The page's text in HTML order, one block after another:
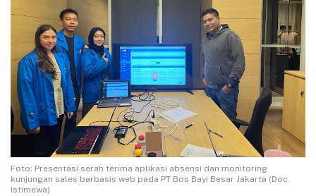
Foto: Presentasi serah terima aplikasi absensi dan monitoring
kunjungan sales barbasis web pada PT Bos Bayi Besar Jakarta (Doc.
Istimewa)